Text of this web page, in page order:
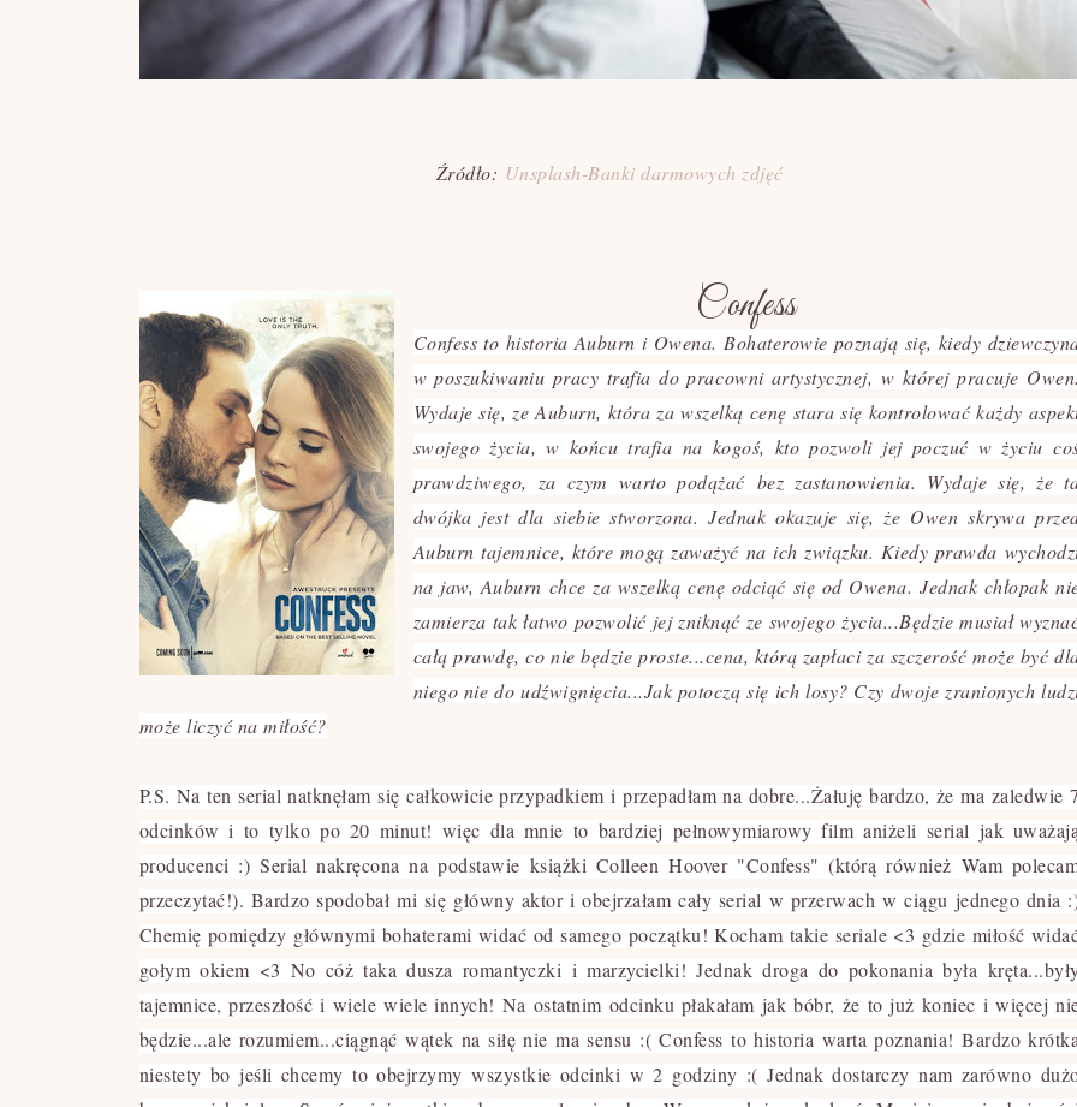
Źródło: Unsplash-Banki darmowych zdjęć
Confess
Confess to historia Auburn i Owena. Bohaterowie poznają się, kiedy
w poszukiwaniu pracy trafia do pracowni artystycznej, w której pracuje Owen.
Wydaje się, ze Auburn, która za wszelką cenę stara się kontrolować każdy
swojego życia, w końcu trafia na kogoś, kto pozwoli jej poczuć w życiu
prawdziwego, za czym warto podążać bez zastanowienia. Wydaje się, że
dwójka jest dla siebie stworzona. Jednak okazuje się, że Owen skrywa
Auburn tajemnice, które mogą zaważyć na ich związku. Kiedy prawda
na jaw, Auburn chce za wszelką cenę odciąć się od Owena. Jednak chłopak
zamierza tak łatwo pozwolić jej zniknąć ze swojego życia...Będzie musiał
całą prawdę, co nie będzie proste...cena, którą zapłaci za szczerość może być
niego nie do udźwignięcia...Jak potoczą się ich losy? Czy dwoje zranionych
może liczyć na miłość?
P.S. Na ten serial natknęłam się całkowicie przypadkiem i przepadłam na dobre...Żałuję bardzo, że ma zaledwie 7
odcinków i to tylko po 20 minut! więc dla mnie to bardziej pełnowymiarowy film aniżeli serial jak uważają
producenci :) Serial nakręcona na podstawie książki Colleen Hoover "Confess" (którą również Wam
przeczytać!). Bardzo spodobał mi się główny aktor i obejrzałam cały serial w przerwach w ciągu jednego dnia
Chemię pomiędzy głównymi bohaterami widać od samego początku! Kocham takie seriale <3 gdzie miłość
gołym okiem <3 No cóż taka dusza romantyczki i marzycielki! Jednak droga do pokonania była
tajemnice, przeszłość i wiele wiele innych! Na ostatnim odcinku płakałam jak bóbr, że to już koniec i więcej
będzie...ale rozumiem...ciągnąć wątek na siłę nie ma sensu :( Confess to historia warta poznania! Bardzo krótka
niestety bo jeśli chcemy to obejrzymy wszystkie odcinki w 2 godziny :( Jednak dostarczy nam zarówno